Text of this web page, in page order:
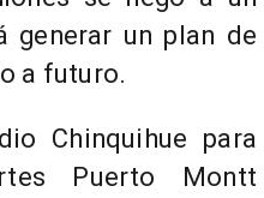
generar un plan de
a futuro.
Chinquihue para
Puerto Montt